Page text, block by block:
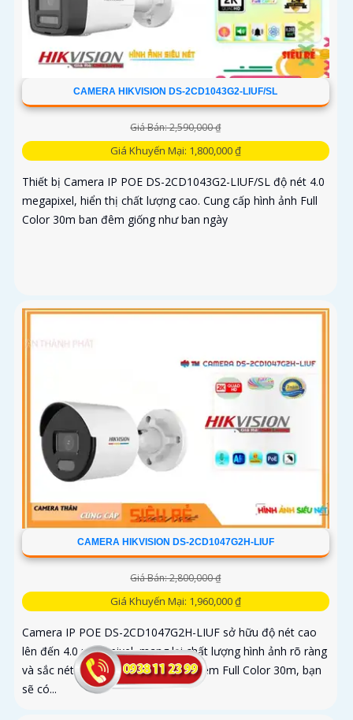
CAMERA HIKVISION DS-2CD1043G2-LIUF/SL
Giá Bán: 2,590,000 ₫
Giá Khuyến Mại: 1,800,000 ₫
Thiết bị Camera IP POE DS-2CD1043G2-LIUF/SL độ nét 4.0
megapixel, hiển thị chất lượng cao. Cung cấp hình ảnh Full
Color 30m ban đêm giống như ban ngày
CAMERA HIKVISION DS-2CD1047G2H-LIUF
Giá Bán: 2,800,000 ₫
Giá Khuyến Mại: 1,960,000 ₫
Camera IP POE DS-2CD1047G2H-LIUF sở hữu độ nét cao
lên đến 4.0 megapixel, mang lại chất lượng hình ảnh rõ ràng
và sắc nét. Với khả năng xem ban đêm Full Color 30m, bạn
sẽ có...